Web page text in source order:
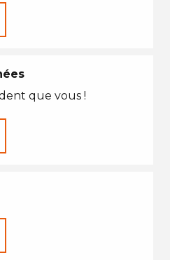
que vous !